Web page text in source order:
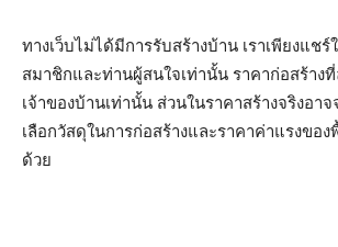
ทางเว็บไม่ได้มีการรับสร้างบ้าน เราเพียงแชร์
สมาชิกและท่านผู้สนใจเท่านั้น ราคาก่อสร้างที่
เจ้าของบ้านเท่านั้น ส่วนในราคาสร้างจริงอา
เลือกวัสดุในการก่อสร้างและราคาค่าแรงขอ
ด้วย